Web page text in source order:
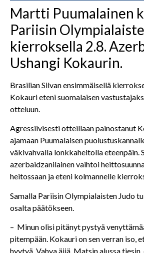
Martti Puumalainen
Pariisin
kierroksella 2.8.
Ushangi Kokaurin.
Brasilian Silvan ensimmäisellä
Kokauri eteni suomalaisen
otteluun.
Agressiivisesti otteillaan painostanut
ajamaan Puumalaisen
väkivahvalla lonkkaheitolla eteenpäin.
azerbaidzanilainen vaihtoi
heitossaan ja eteni kolmannelle
Samalla Pariisin Olympialaisten Judo
osalta päätökseen.
– Minun olisi pitänyt pystyä
pitempään. Kokauri on sen verran iso,
hyytyä. Vahva äijä. Matsin alussa